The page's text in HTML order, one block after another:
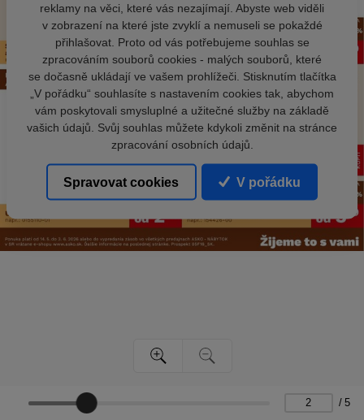
/ 5
reklamy na věci, které vás nezajímají. Abyste web viděli
v zobrazení na které jste zvyklí a nemuseli se pokaždé
přihlašovat. Proto od vás potřebujeme souhlas se
zpracováním souborů cookies - malých souborů, které
se dočasně ukládají ve vašem prohlížeči. Stisknutím tlačítka
„V pořádku“ souhlasíte s nastavením cookies tak, abychom
vám poskytovali smysluplné a užitečné služby na základě
vašich údajů. Svůj souhlas můžete kdykoli změnit na stránce
zpracování osobních údajů.
Spravovat cookies V pořádku